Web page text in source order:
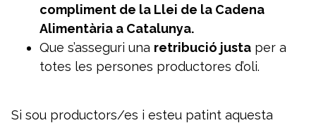
compliment de la Llei de la Cadena
Alimentària a Catalunya.
Que s’asseguri una retribució justa per a
totes les persones productores d’oli.
Si sou productors/es i esteu patint aquesta